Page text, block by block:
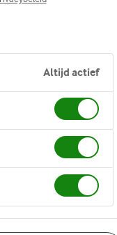
Altijd actief